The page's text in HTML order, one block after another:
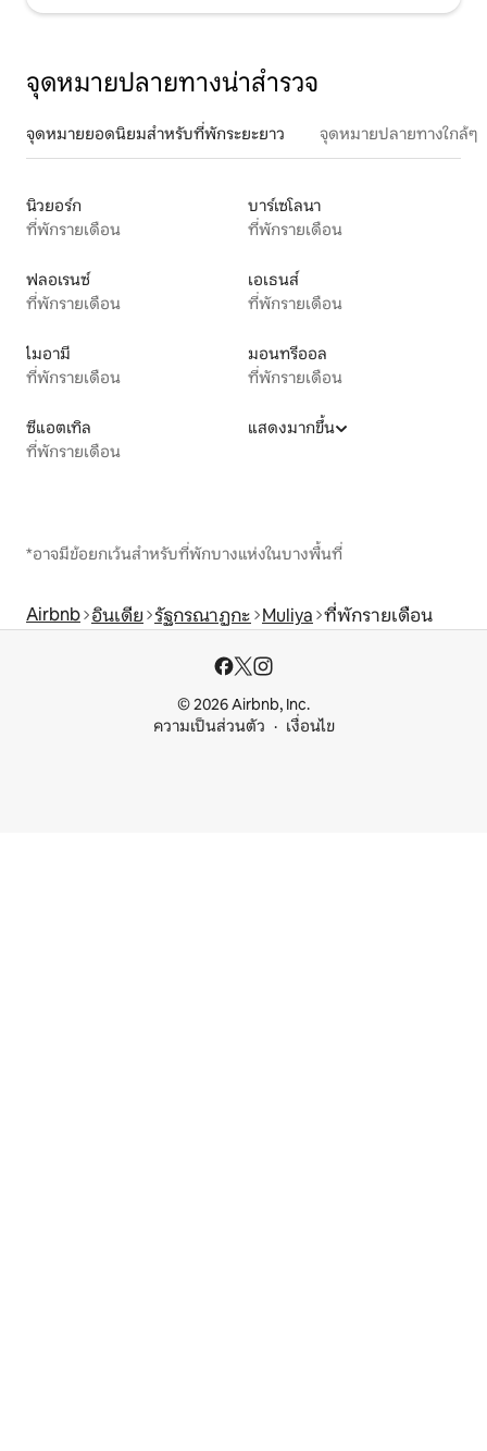
จุดหมายปลายทางน่าสำรวจ
จุดหมายยอดนิยมสำหรับที่พักระยะยาว จุดหมายปลายทางใกล้ๆ
นิวยอร์ก
ที่พักรายเดือน
บาร์เซโลนา
ที่พักรายเดือน
ฟลอเรนซ์
ที่พักรายเดือน
เอเธนส์
ที่พักรายเดือน
ไมอามี
ที่พักรายเดือน
มอนทรีออล
ที่พักรายเดือน
ซีแอตเทิล
ที่พักรายเดือน
แสดงมากขึ้น
*อาจมีข้อยกเว้นสำหรับที่พักบางแห่งในบางพื้นที่
Airbnb อินเดีย รัฐกรณาฏกะ Muliya ที่พักรายเดือน
© 2026 Airbnb, Inc.
ความเป็นส่วนตัว
เงื่อนไข